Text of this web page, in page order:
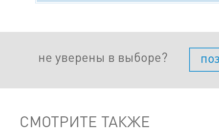
не уверены в выборе?
СМОТРИТЕ ТАКЖЕ